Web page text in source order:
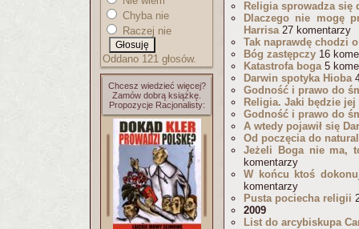
Chyba nie
Raczej nie
Oddano 121 głosów.
Chcesz wiedzieć więcej?
Zamów dobrą książkę.
Propozycje Racjonalisty:
Religia sprowadza się
Dlaczego nie mogę
Harrisa27 komentarzy
Tak naprawdę chodzi
Bóg zastępczy 16
Katastrofa boga5
Darwin spotyka Hioba
Godność i prawo do
Religia. Jaki będzie jej
Godność i prawo do
A wtedy pojawił się
Od poczęcia do
Jeżeli Boga nie ma,
komentarzy
W końcu ktoś
komentarzy
Pusta pociecha religii
2009
List do arcybiskupa